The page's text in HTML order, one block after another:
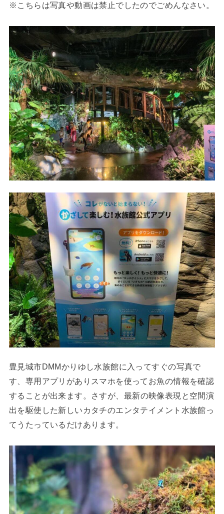
※こちらは写真や動画は禁止でしたのでごめんなさい。
豊見城市DMMかりゆし水族館に入ってすぐの写真で
す、専用アプリがありスマホを使ってお魚の情報を確認
することが出来ます。さすが、 最新の映像表現と空間演
出を駆使した新しいカタチのエンタテイメント水族館っ
てうたっているだけあります。